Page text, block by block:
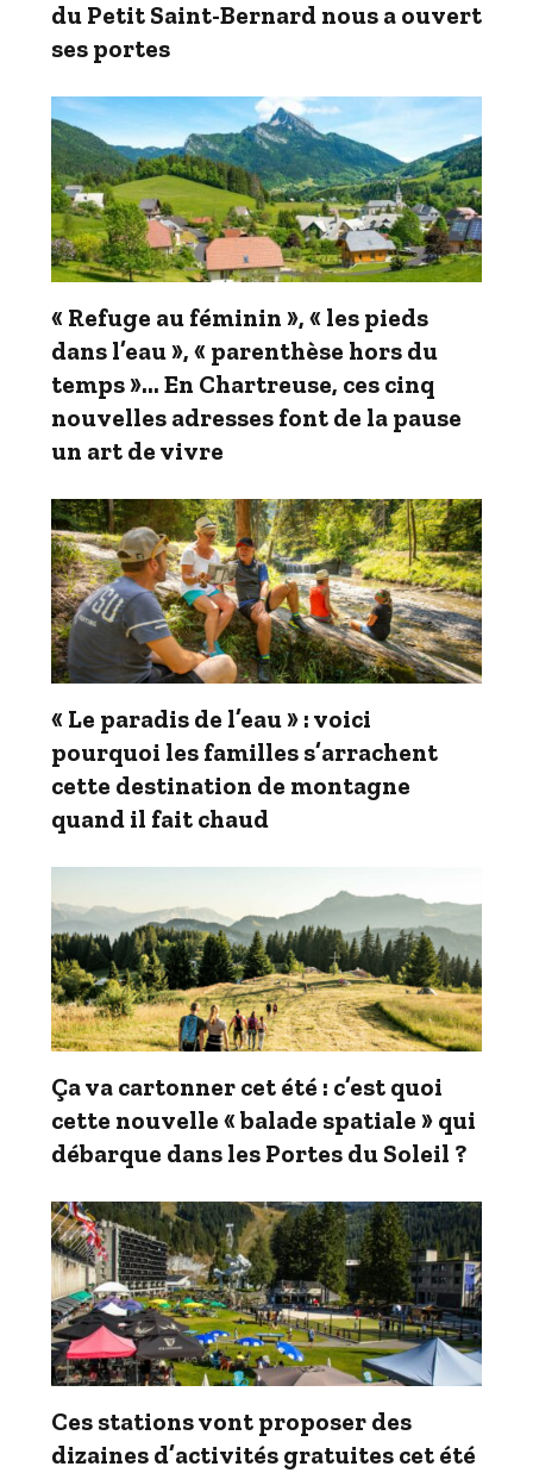
du Petit Saint-Bernard nous a ouvert
ses portes
« Refuge au féminin », « les pieds
dans l’eau », « parenthèse hors du
temps »… En Chartreuse, ces cinq
nouvelles adresses font de la pause
un art de vivre
« Le paradis de l’eau » : voici
pourquoi les familles s’arrachent
cette destination de montagne
quand il fait chaud
Ça va cartonner cet été : c’est quoi
cette nouvelle « balade spatiale » qui
débarque dans les Portes du Soleil ?
Ces stations vont proposer des
dizaines d’activités gratuites cet été